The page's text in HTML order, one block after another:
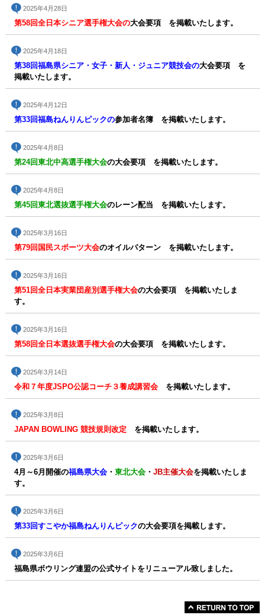
2025年4月28日
第58回全日本シニア選手権大会の大会要項 を掲載いたします。
2025年4月18日
第38回福島県シニア・女子・新人・ジュニア競技会の大会要項 を
掲載いたします。
2025年4月12日
第33回福島ねんりんピックの参加者名簿 を掲載いたします。
2025年4月8日
第24回東北中高選手権大会の大会要項 を掲載いたします。
2025年4月8日
第45回東北選抜選手権大会のレーン配当 を掲載いたします。
2025年3月16日
第79回国民スポーツ大会のオイルパターン を掲載いたします。
2025年3月16日
第51回全日本実業団産別選手権大会の大会要項 を掲載いたしま
す。
2025年3月16日
第58回全日本選抜選手権大会の大会要項 を掲載いたします。
2025年3月14日
令和７年度JSPO公認コーチ３養成講習会を掲載いたします。
2025年3月8日
JAPAN BOWLING 競技規則改定 を掲載いたします。
2025年3月6日
4月～6月開催の福島県大会・ 東北大会・ JB主催大会を掲載いたしま
す。
2025年3月6日
第33回すこやか福島ねんりんピックの大会要項を掲載します。
2025年3月6日
福島県ボウリング連盟の公式サイトをリニューアル致しました。